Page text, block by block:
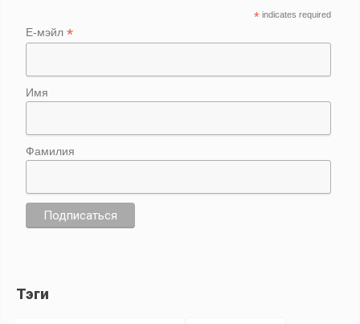
* indicates required
Е-мэйл*
Имя
Фамилия
Тэги